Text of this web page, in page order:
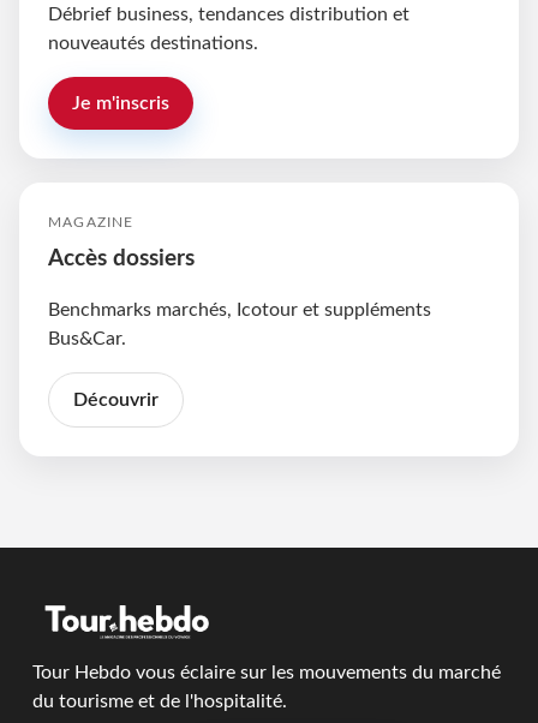
Débrief business, tendances distribution et
nouveautés destinations.
Je m'inscris
MAGAZINE
Accès dossiers
Benchmarks marchés, Icotour et suppléments
Bus&Car.
Découvrir
Tour Hebdo vous éclaire sur les mouvements du marché
du tourisme et de l'hospitalité.